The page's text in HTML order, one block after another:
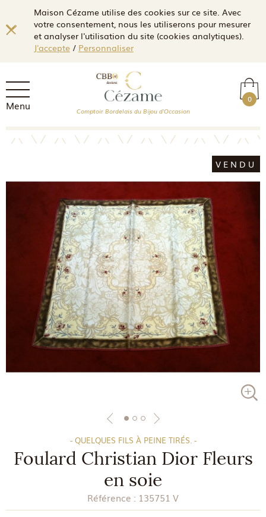
Maison Cézame utilise des cookies sur ce site. Avec
votre consentement, nous les utiliserons pour mesurer
et analyser l'utilisation du site (cookies analytiques).
J'accepte/ Personnaliser
Menu 0
Comptoir Bordelais du Bijou d'Occasion
VENDU
- QUELQUES FILS À PEINE TIRÉS. -
Foulard Christian Dior Fleurs
en soie
Référence : 135751 V